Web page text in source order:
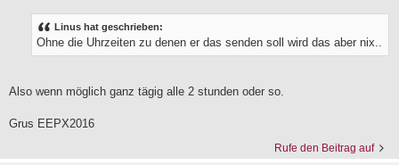
Linus hat geschrieben:
Ohne die Uhrzeiten zu denen er das senden soll wird das aber nix..
Also wenn möglich ganz tägig alle 2 stunden oder so.
Grus EEPX2016
Rufe den Beitrag auf